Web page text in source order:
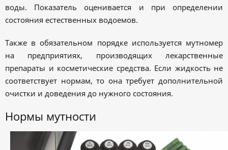
воды. Показатель оценивается и при определении
состояния естественных водоемов.
Также в обязательном порядке используется мутномер
на предприятиях, производящих лекарственные
препараты и косметические средства. Если жидкость не
соответствует нормам, то она требует дополнительной
очистки и доведения до нужного состояния.
Нормы мутности